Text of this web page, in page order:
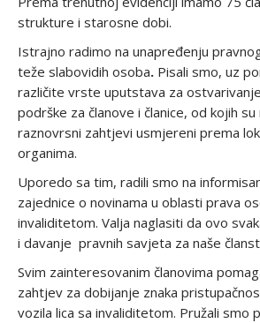
strukture i starosne dobi.
Istrajno radimo na unapređenju
teže slabovidih osoba. Pisali smo, uz
različite vrste uputstava za
podrške za članove i članice, od kojih su
raznovrsni zahtjevi usmjereni prema
organima.
Uporedo sa tim, radili smo na
zajednice o novinama u oblasti prava
invaliditetom. Valja naglasiti da ovo
i davanje pravnih savjeta za naše
Svim zainteresovanim članovima
zahtjev za dobijanje znaka
vozila lica sa invaliditetom. Pružali smo